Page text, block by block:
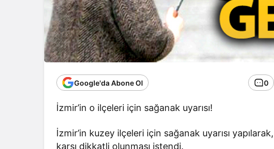
Google'da Abone Ol 0
İzmir’in o ilçeleri için sağanak uyarısı!
İzmir’in kuzey ilçeleri için sağanak uyarısı
karşı dikkatli olunması istendi.